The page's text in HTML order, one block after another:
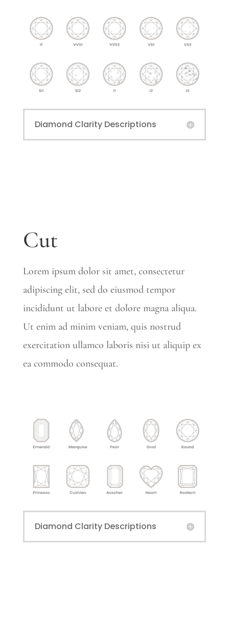
Diamond Clarity Descriptions
Cut
Lorem ipsum dolor sit amet, consectetur
adipiscing elit, sed do eiusmod tempor
incididunt ut labore et dolore magna aliqua.
Ut enim ad minim veniam, quis nostrud
exercitation ullamco laboris nisi ut aliquip ex
ea commodo consequat.
Diamond Clarity Descriptions